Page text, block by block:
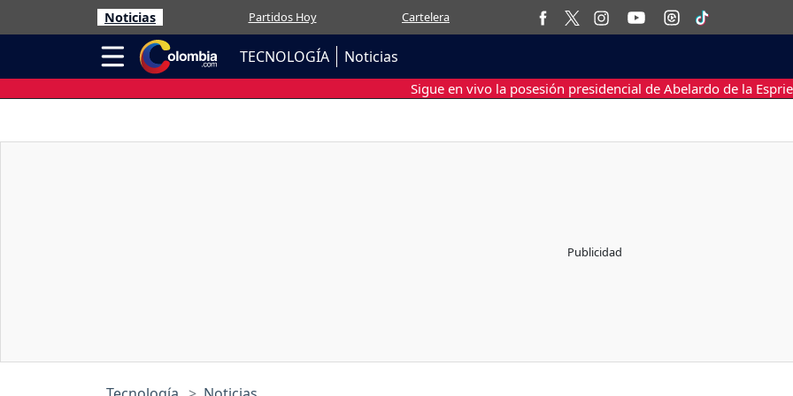
Noticias Partidos Hoy Cartelera
TECNOLOGÍA Noticias
Sigue en vivo la posesión presidencial de Abelardo de la